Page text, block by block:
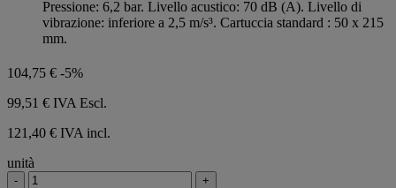
Pressione: 6,2 bar. Livello acustico: 70 dB (A). Livello di
vibrazione: inferiore a 2,5 m/s³. Cartuccia standard : 50 x 215
mm.
104,75 € -5%
99,51 € IVA Escl.
121,40 € IVA incl.
unità
- +